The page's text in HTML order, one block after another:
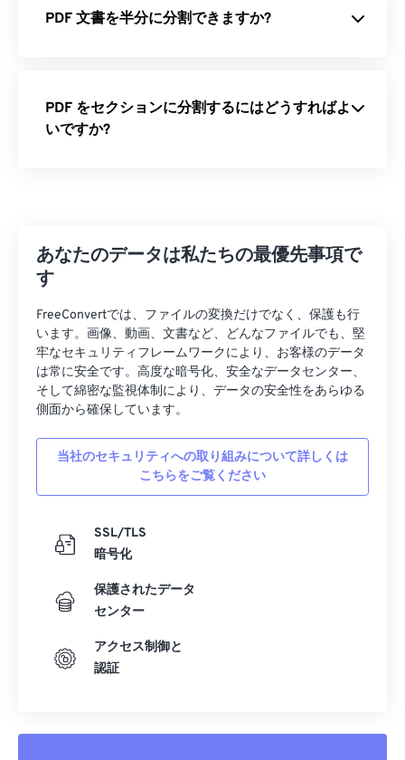
PDF 文書を半分に分割できますか?
PDF をセクションに分割するにはどうすればよ
いですか?
あなたのデータは私たちの最優先事項で
す
FreeConvertでは、ファイルの変換だけでなく、保護も行
います。画像、動画、文書など、どんなファイルでも、堅
牢なセキュリティフレームワークにより、お客様のデータ
は常に安全です。高度な暗号化、安全なデータセンター、
そして綿密な監視体制により、データの安全性をあらゆる
側面から確保しています。
当社のセキュリティへの取り組みについて詳しくは
こちらをご覧ください
SSL/TLS
暗号化
保護されたデータ
センター
アクセス制御と
認証